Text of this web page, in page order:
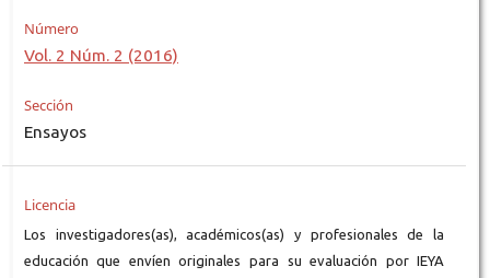
Número
Vol. 2 Núm. 2 (2016)
Sección
Ensayos
Licencia
Los investigadores(as), académicos(as) y profesionales de la
educación que envíen originales para su evaluación por IEYA